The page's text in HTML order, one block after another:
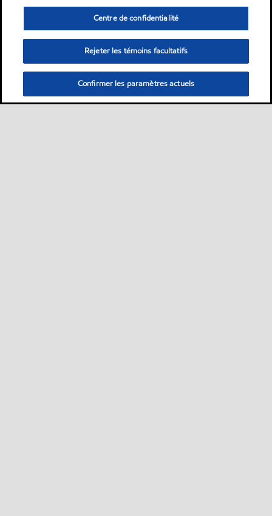
Centre de confidentialité
Rejeter les témoins facultatifs
Confirmer les paramètres actuels